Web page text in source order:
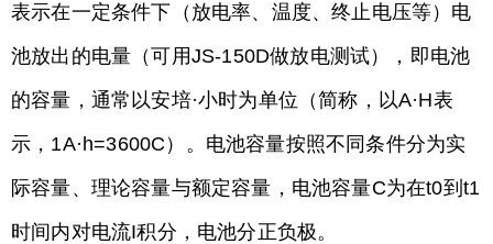
表示在一定条件下（放电率、温度、终止电压等）电
池放出的电量（可用JS-150D做放电测试），即电池
的容量，通常以安培·小时为单位（简称，以A·H表
示，1A·h=3600C）。电池容量按照不同条件分为实
际容量、理论容量与额定容量，电池容量C为在t0到t1
时间内对电流I积分，电池分正负极。